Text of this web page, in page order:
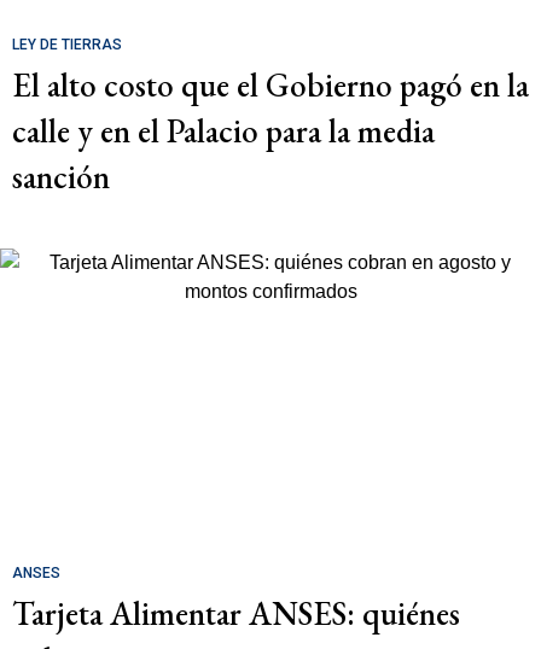
LEY DE TIERRAS
El alto costo que el Gobierno pagó en la
calle y en el Palacio para la media
sanción
ANSES
Tarjeta Alimentar ANSES: quiénes